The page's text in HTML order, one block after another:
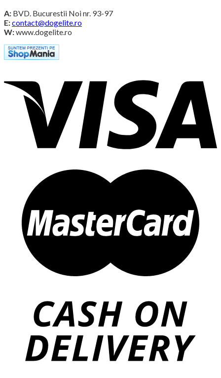
A: BVD. Bucurestii Noi nr. 93-97
E:contact@dogelite.ro
W:www.dogelite.ro